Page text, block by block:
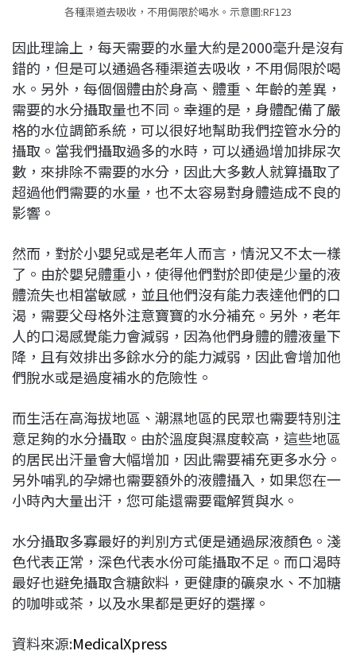
各種渠道去吸收，不用侷限於喝水。示意圖:RF123
因此理論上，每天需要的水量大約是2000毫升是沒有
錯的，但是可以通過各種渠道去吸收，不用侷限於喝
水。另外，每個個體由於身高、體重、年齡的差異，
需要的水分攝取量也不同。幸運的是，身體配備了嚴
格的水位調節系統，可以很好地幫助我們控管水分的
攝取。當我們攝取過多的水時，可以通過增加排尿次
數，來排除不需要的水分，因此大多數人就算攝取了
超過他們需要的水量，也不太容易對身體造成不良的
影響。
然而，對於小嬰兒或是老年人而言，情況又不太一樣
了。由於嬰兒體重小，使得他們對於即使是少量的液
體流失也相當敏感，並且他們沒有能力表達他們的口
渴，需要父母格外注意寶寶的水分補充。另外，老年
人的口渴感覺能力會減弱，因為他們身體的體液量下
降，且有效排出多餘水分的能力減弱，因此會增加他
們脫水或是過度補水的危險性。
而生活在高海拔地區、潮濕地區的民眾也需要特別注
意足夠的水分攝取。由於溫度與濕度較高，這些地區
的居民出汗量會大幅增加，因此需要補充更多水分。
另外哺乳的孕婦也需要額外的液體攝入，如果您在一
小時內大量出汗，您可能還需要電解質與水。
水分攝取多寡最好的判別方式便是通過尿液顏色。淺
色代表正常，深色代表水份可能攝取不足。而口渴時
最好也避免攝取含糖飲料，更健康的礦泉水、不加糖
的咖啡或茶，以及水果都是更好的選擇。
資料來源:MedicalXpress